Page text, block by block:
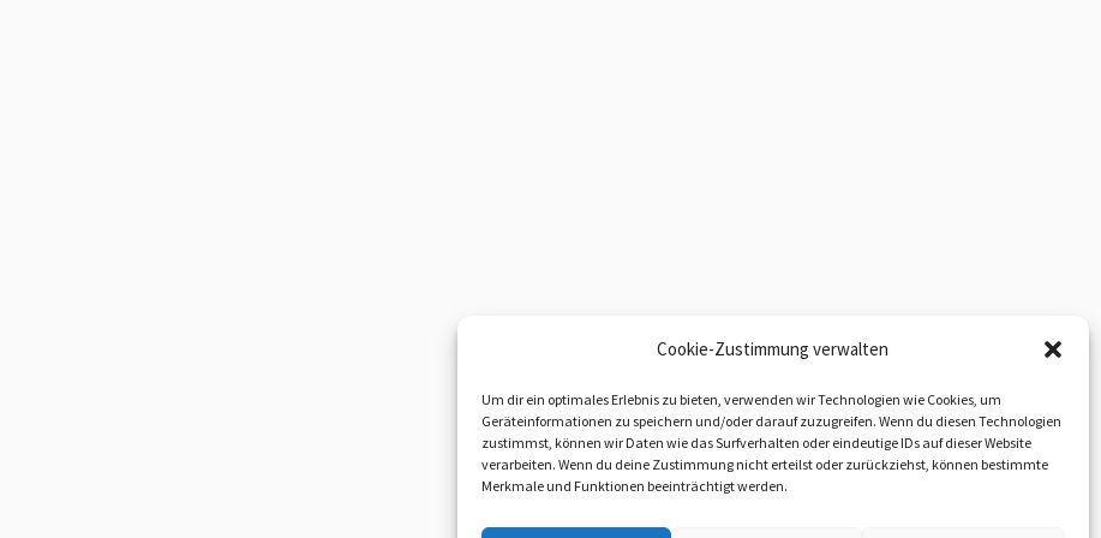
Cookie-Zustimmung verwalten
Um dir ein optimales Erlebnis zu bieten, verwenden wir Technologien wie Cookies, um
Geräteinformationen zu speichern und/oder darauf zuzugreifen. Wenn du diesen Technologien
zustimmst, können wir Daten wie das Surfverhalten oder eindeutige IDs auf dieser Website
verarbeiten. Wenn du deine Zustimmung nicht erteilst oder zurückziehst, können bestimmte
Merkmale und Funktionen beeinträchtigt werden.